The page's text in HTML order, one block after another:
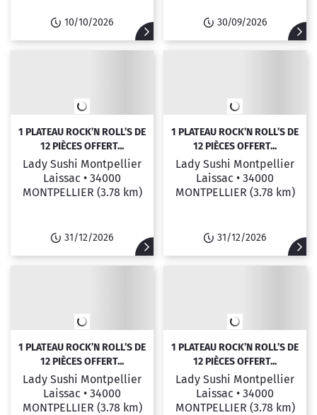
10/10/2026 30/09/2026
1 PLATEAU ROCK’N ROLL’S DE
12 PIÈCES OFFERT...
Lady Sushi Montpellier
Laissac • 34000
MONTPELLIER (3.78 km)
31/12/2026
1 PLATEAU ROCK’N ROLL’S DE
12 PIÈCES OFFERT...
Lady Sushi Montpellier
Laissac • 34000
MONTPELLIER (3.78 km)
31/12/2026
1 PLATEAU ROCK’N ROLL’S DE
12 PIÈCES OFFERT...
Lady Sushi Montpellier
Laissac • 34000
MONTPELLIER (3.78 km)
1 PLATEAU ROCK’N ROLL’S DE
12 PIÈCES OFFERT...
Lady Sushi Montpellier
Laissac • 34000
MONTPELLIER (3.78 km)